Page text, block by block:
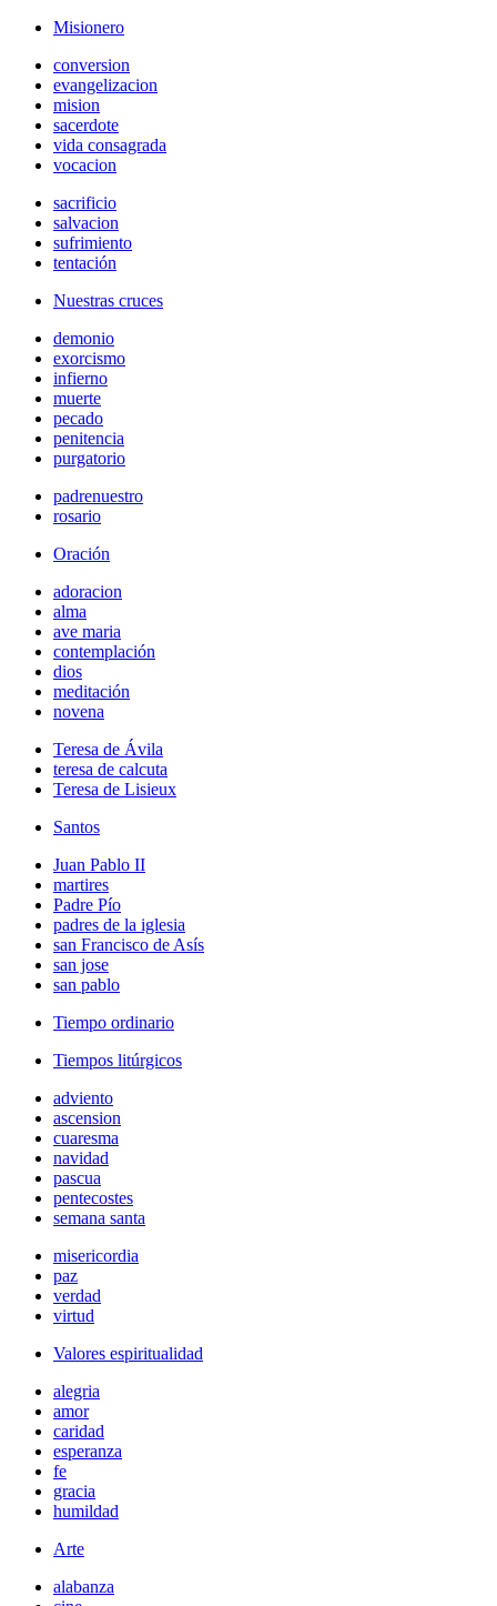
Misionero
conversion
evangelizacion
mision
sacerdote
vida consagrada
vocacion
sacrificio
salvacion
sufrimiento
tentación
Nuestras cruces
demonio
exorcismo
infierno
muerte
pecado
penitencia
purgatorio
padrenuestro
rosario
Oración
adoracion
alma
ave maria
contemplación
dios
meditación
novena
Teresa de Ávila
teresa de calcuta
Teresa de Lisieux
Santos
Juan Pablo II
martires
Padre Pío
padres de la iglesia
san Francisco de Asís
san jose
san pablo
Tiempo ordinario
Tiempos litúrgicos
adviento
ascension
cuaresma
navidad
pascua
pentecostes
semana santa
misericordia
paz
verdad
virtud
Valores espiritualidad
alegria
amor
caridad
esperanza
fe
gracia
humildad
Arte
alabanza